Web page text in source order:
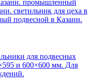
промышленный
светильник для цеха в
подвесной в Казани.
для подвесных
и 600×600 мм. Для